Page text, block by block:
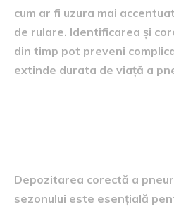
cum ar fi uzura mai
de rulare. Identificarea și
din timp pot preveni
extinde durata de viață a
Depozitarea corectă a
sezonului este esențială